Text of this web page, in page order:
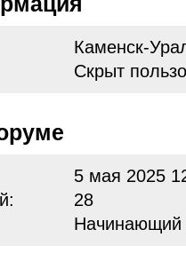
Каменск-
Скрыт
5 мая 2025
28
Начинающий